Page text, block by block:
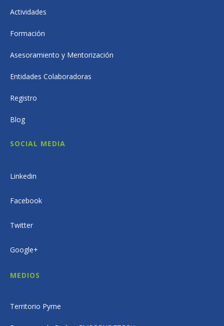
Actividades
Formación
Asesoramiento y Mentorización
Entidades Colaboradoras
Registro
Blog
SOCIAL MEDIA
Linkedin
Facebook
Twitter
Google+
MEDIOS
Territorio Pyme